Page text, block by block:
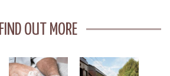
FIND OUT MORE